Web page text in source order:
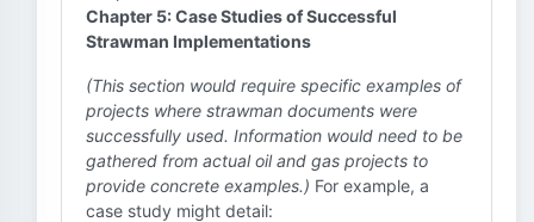
Chapter 5: Case Studies of Successful
Strawman Implementations
(This section would require specific examples of
projects where strawman documents were
successfully used. Information would need to be
gathered from actual oil and gas projects to
provide concrete examples.) For example, a
case study might detail: